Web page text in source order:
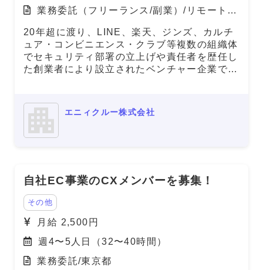
業務委託（フリーランス/副業）/リモート
20年超に渡り、LINE、楽天、ジンズ、カルチ
ュア・コンビニエンス・クラブ等複数の組織体
でセキュリティ部署の立上げや責任者を歴任し
た創業者により設立されたベンチャー企業で、
供サービス： ・コンサルティング事業 ・研修
事業 今回、サロン向けSaasを展開している企
業様向けにインシデント対応訓練を実施するこ
エニィクルー株式会社
自社EC事業のCXメンバーを募集！
その他
月給 2,500円
週4〜5人日（32〜40時間）
業務委託/東京都